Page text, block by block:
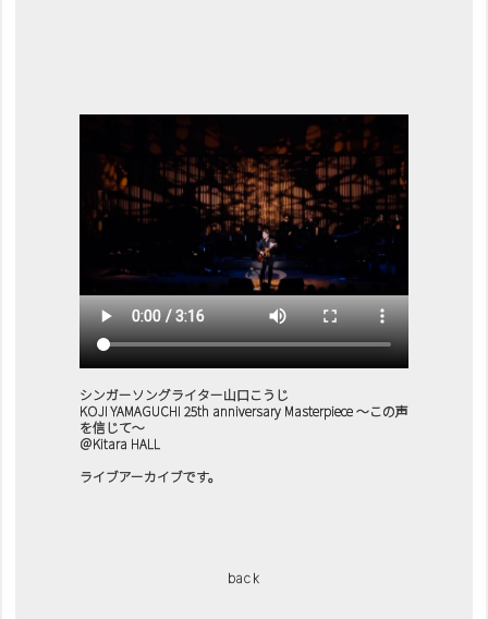
シンガーソングライター山口こうじ
KOJI YAMAGUCHI 25th anniversary Masterpiece 〜この声
を信じて〜
＠Kitara HALL
ライブアーカイブです。
back